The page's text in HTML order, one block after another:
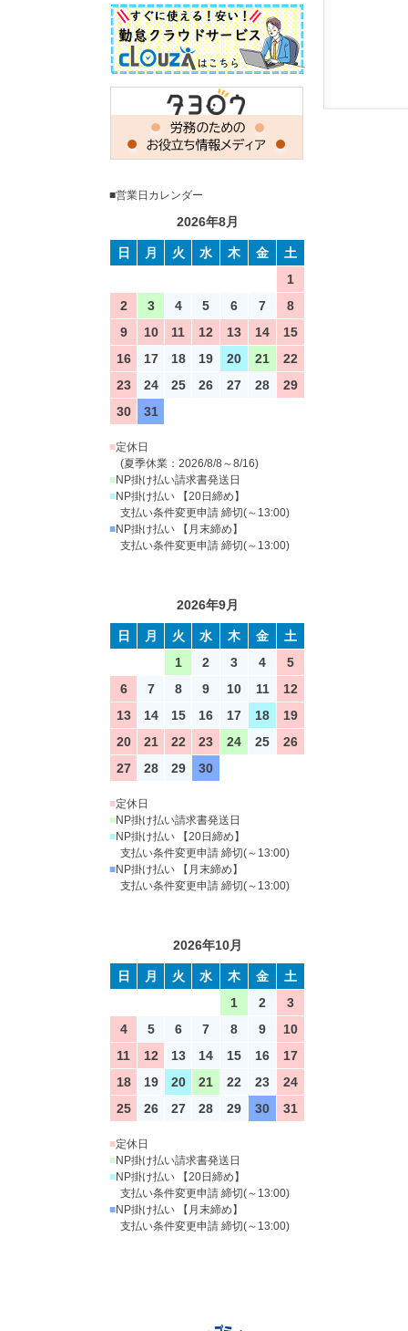
■営業日カレンダー
2026年8月
日 月 火 水 木 金
土
1
2
3 4 5 6 7
8
9
10 11 12 13 14
15
16
17 18 19 20 21
22
23
24 25 26 27 28
29
30
31
■定休日
(夏季休業：2026/8/8～8/16)
■NP掛け払い請求書発送日
■NP掛け払い 【20日締め】
支払い条件変更申請 締切(～13:00)
■NP掛け払い 【月末締め】
支払い条件変更申請 締切(～13:00)
2026年9月
日 月 火 水 木 金
土
1
2 3 4
5
6
7 8 9 10 11
12
13
14 15 16 17 18
19
20
21 22 23 24 25
26
27
28 29 30
■定休日
■NP掛け払い請求書発送日
■NP掛け払い 【20日締め】
支払い条件変更申請 締切(～13:00)
■NP掛け払い 【月末締め】
支払い条件変更申請 締切(～13:00)
2026年10月
日 月 火 水 木 金
土
1
2
3
4
5 6 7 8 9
10
11
12 13 14 15 16
17
18
19 20 21 22 23
24
25
26 27 28 29 30 31
■定休日
■NP掛け払い請求書発送日
■NP掛け払い 【20日締め】
支払い条件変更申請 締切(～13:00)
■NP掛け払い 【月末締め】
支払い条件変更申請 締切(～13:00)